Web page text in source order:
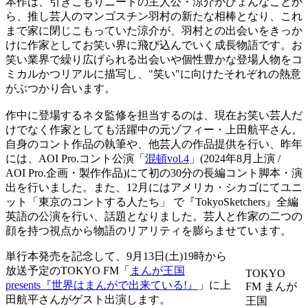
ら、推し芸人のマンゴスチン羽村の新たな相棒となり、これ
まで家に閉じこもっていた涼介が、羽村との出会いをきっか
けに作家としてお笑い界に飛び込んでいく成長物語です。お
笑い業界で繰り広げられる出会いや個性豊かな登場人物をコ
ミカルかつリアルに描写し、"笑い"に向けたそれぞれの熱意
がぶつかり合います。
作中に登場するネタ監修を担当するのは、現在お笑い芸人だ
けでなく作家としても活躍中の元ゾフィー・上田航平さん。
自身のコント作品の執筆や、他芸人の作品提供を行い、昨年
には、AOI Pro.コント公演「 混頓vol.4 」(2024年8月上演 /
AOI Pro.企画・製作作品)にて初の30分の長編コント脚本・演
出を行いました。また、12月にはアメリカ・シカゴにてユニ
ット「東京のコントする人たち」 で『TokyoSketchers』全編
英語の公演を行い、話題となりました。芸人と作家の二つの
顔を持つ視点から物語のリアリティを膨らませています。
TOKYO
FM まんが
王国
単行本発売を記念して、9月13日(土)19時から
放送予定のTOKYO FM「 まんが王国
presents『世界はまんがで出来ている!』
」に上
田航平さんがゲスト出演します。